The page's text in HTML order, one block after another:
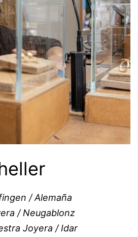
/ Alemaña
/ Neugablonz
Joyera / Idar